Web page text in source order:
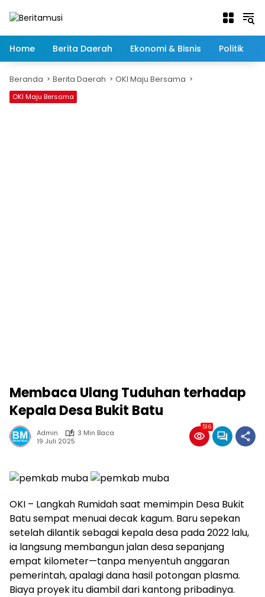
Home
Berita Daerah Ekonomi & Bisnis Politik
Beranda Berita Daerah OKI Maju Bersama
OKI Maju Bersama
Membaca Ulang Tuduhan terhadap
Kepala Desa Bukit Batu
Admin
3 Min Baca
19 Juli 2025
516
OKI – Langkah Rumidah saat memimpin Desa Bukit
Batu sempat menuai decak kagum. Baru sepekan
setelah dilantik sebagai kepala desa pada 2022 lalu,
ia langsung membangun jalan desa sepanjang
empat kilometer—tanpa menyentuh anggaran
pemerintah, apalagi dana hasil potongan plasma.
Biaya proyek itu diambil dari kantong pribadinya.